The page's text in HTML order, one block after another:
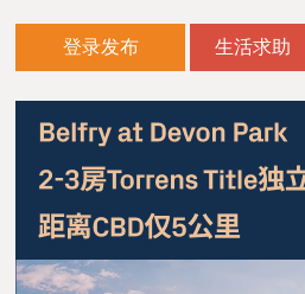
登录发布 生活求助